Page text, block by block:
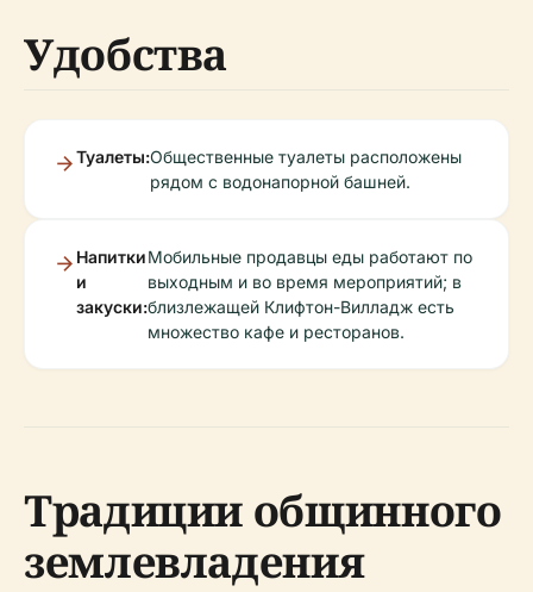
Удобства
Туалеты:Общественные туалеты расположены
рядом с водонапорной башней.
Напитки
и
закуски:
Мобильные продавцы еды работают по
выходным и во время мероприятий; в
близлежащей Клифтон-Вилладж есть
множество кафе и ресторанов.
Традиции общинного
землевладения